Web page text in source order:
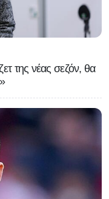
της νέας σεζόν, θα